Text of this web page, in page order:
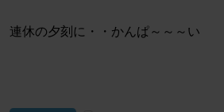
連休の夕刻に・・かんぱ～～～い